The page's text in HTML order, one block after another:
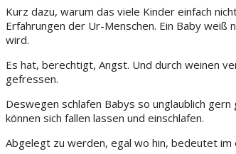
Kurz dazu, warum das viele Kinder einfach
Erfahrungen der Ur-Menschen. Ein Baby
wird.
Es hat, berechtigt, Angst. Und durch weinen
gefressen.
Deswegen schlafen Babys so unglaublich
können sich fallen lassen und einschlafen.
Abgelegt zu werden, egal wo hin, bedeutet